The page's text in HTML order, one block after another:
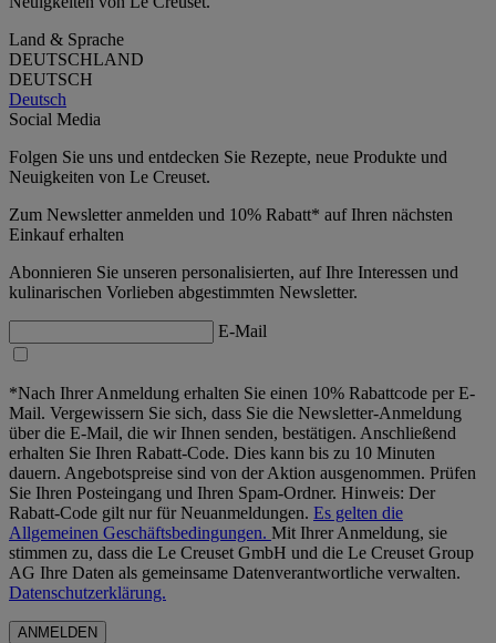
Land & Sprache
DEUTSCHLAND
DEUTSCH
Deutsch
Social Media
Folgen Sie uns und entdecken Sie Rezepte, neue Produkte und
Neuigkeiten von Le Creuset.
Zum Newsletter anmelden und 10% Rabatt* auf Ihren nächsten
Einkauf erhalten
Abonnieren Sie unseren personalisierten, auf Ihre Interessen und
kulinarischen Vorlieben abgestimmten Newsletter.
E-Mail
*Nach Ihrer Anmeldung erhalten Sie einen 10% Rabattcode per E-
Mail. Vergewissern Sie sich, dass Sie die Newsletter-Anmeldung
über die E-Mail, die wir Ihnen senden, bestätigen. Anschließend
erhalten Sie Ihren Rabatt-Code. Dies kann bis zu 10 Minuten
dauern. Angebotspreise sind von der Aktion ausgenommen. Prüfen
Sie Ihren Posteingang und Ihren Spam-Ordner. Hinweis: Der
Rabatt-Code gilt nur für Neuanmeldungen. Es gelten die
Allgemeinen Geschäftsbedingungen. Mit Ihrer Anmeldung, sie
stimmen zu, dass die Le Creuset GmbH und die Le Creuset Group
AG Ihre Daten als gemeinsame Datenverantwortliche verwalten.
Datenschutzerklärung.